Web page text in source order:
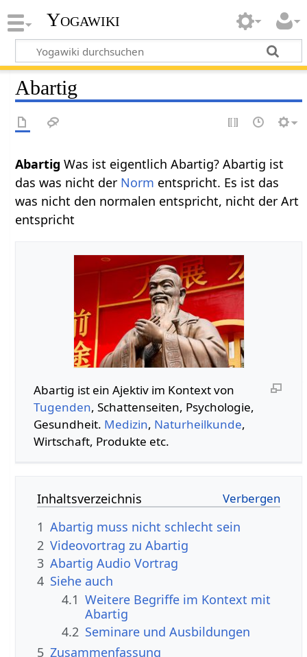
Yogawiki
Abartig
Abartig‏‎Was ist eigentlich Abartig? Abartig ist
das was nicht der Norm entspricht. Es ist das
was nicht den normalen entspricht, nicht der Art
entspricht
Abartig‏‎ ist ein Ajektiv im Kontext von
Tugenden, Schattenseiten, Psychologie,
Gesundheit. Medizin, Naturheilkunde,
Wirtschaft, Produkte etc.
Inhaltsverzeichnis
1 Abartig muss nicht schlecht sein
2
3
Abartig‏‎ Audio Vortrag
4 Siehe auch
4.1 Weitere Begriffe im Kontext mit
4.2 Seminare und Ausbildungen
5 Zusammenfassung